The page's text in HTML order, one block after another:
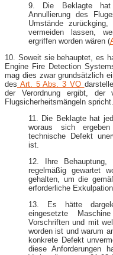
9. Die Beklagte hat
Annullierung des
Umstände
vermeiden lassen,
ergriffen worden wären (
10. Soweit sie behauptet, es
Engine Fire Detection
mag dies zwar grundsätzlich
des Art. 5 Abs. 3 VO
der Verordnung ergibt, der
Flugsicherheitsmängeln spricht.
11. Die Beklagte hat
woraus sich
technische Defekt
ist.
12. Ihre Behauptung,
regelmäßig gewartet
gehalten, um die
erforderliche
13. Es hätte
eingesetzte
Vorschriften und mit
worden ist und warum
konkrete Defekt
diese Anforderungen